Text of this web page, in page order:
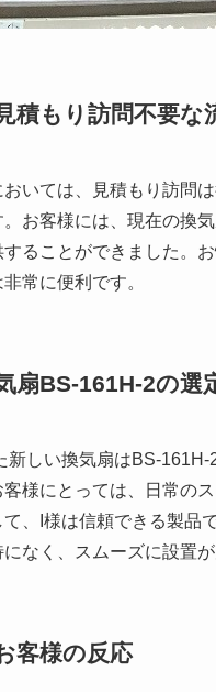
積もり訪問不要な
いては、見積もり訪問
お客様には、現在の換
ることができました。
常に便利です。
扇BS-161H-2の選
新しい換気扇はBS-
様にとっては、日常の
て、I様は信頼できる製品
なく、スムーズに設置が
客様の反応